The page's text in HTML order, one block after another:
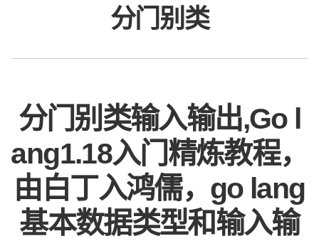
分门别类
分门别类输入输出,Go l
ang1.18入门精炼教程，
由白丁入鸿儒，go lang
基本数据类型和输入输